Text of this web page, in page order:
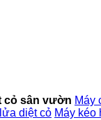
cỏ sân vườn Máy
diệt cỏ Máy kéo